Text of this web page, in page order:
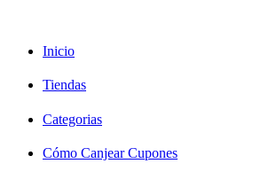
Inicio
Tiendas
Categorias
Cómo Canjear Cupones